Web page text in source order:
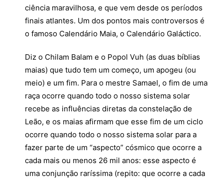
ciência maravilhosa, e que vem desde os períodos
finais atlantes. Um dos pontos mais controversos é
o famoso Calendário Maia, o Calendário Galáctico.
Diz o Chilam Balam e o Popol Vuh (as duas bíblias
maias) que tudo tem um começo, um apogeu (ou
meio) e um fim. Para o mestre Samael, o fim de uma
raça ocorre quando todo o nosso sistema solar
recebe as influências diretas da constelação de
Leão, e os maias afirmam que esse fim de um ciclo
ocorre quando todo o nosso sistema solar para a
fazer parte de um “aspecto” cósmico que ocorre a
cada mais ou menos 26 mil anos: esse aspecto é
uma conjunção raríssima (repito: que ocorre a cada